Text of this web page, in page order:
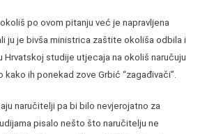
po ovom pitanju već je napravljena
ju je bivša ministrica zaštite okoliša odbila i
Hrvatskoj studije utjecaja na okoliš naručuju
ih ponekad zove Grbić “zagađivači”.
naručitelji pa bi bilo nevjerojatno za
pisalo nešto što naručitelju ne